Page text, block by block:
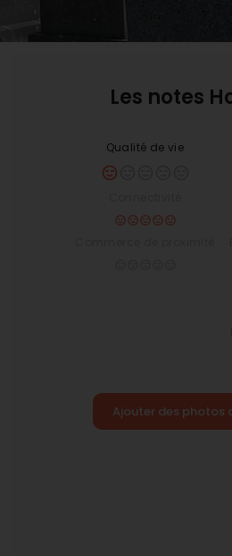
Les notes
Qualité de vie
Ajouter des photos